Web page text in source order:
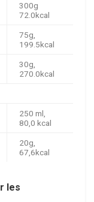
300g
72.0kcal
75g,
199.5kcal
30g,
270.0kcal
250 ml,
80,0 kcal
20g,
67,6kcal
les